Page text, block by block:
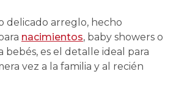
delicado arreglo, hecho
nacimientos, baby showers o
bebés, es el detalle ideal para
vez a la familia y al recién